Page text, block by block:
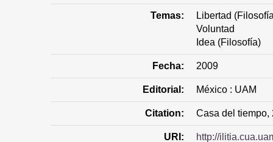
Temas:
Libertad
Voluntad
Idea (Filosofía)
Fecha: 2009
Editorial: México : UAM
Citation: Casa del tiempo,
URI: http://